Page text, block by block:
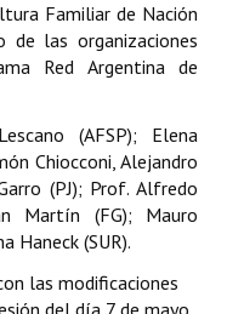
Familiar de Nación
las organizaciones
Red Argentina de
(AFSP); Elena
Chiocconi, Alejandro
(PJ); Prof. Alfredo
Martín (FG); Mauro
Haneck (SUR).
las modificaciones
del día 7 de mayo